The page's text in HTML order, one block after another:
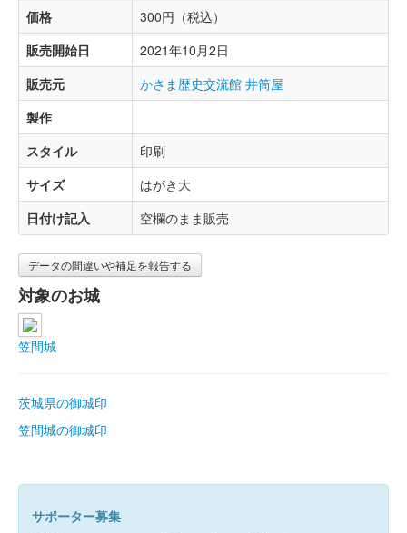
価格
300円（税込）
販売開始日
2021年10月2日
販売元
かさま歴史交流館 井筒屋
製作
スタイル
印刷
サイズ
はがき大
日付け記入
空欄のまま販売
データの間違いや補足を報告する
対象のお城
笠間城
茨城県の御城印
笠間城の御城印
サポーター募集